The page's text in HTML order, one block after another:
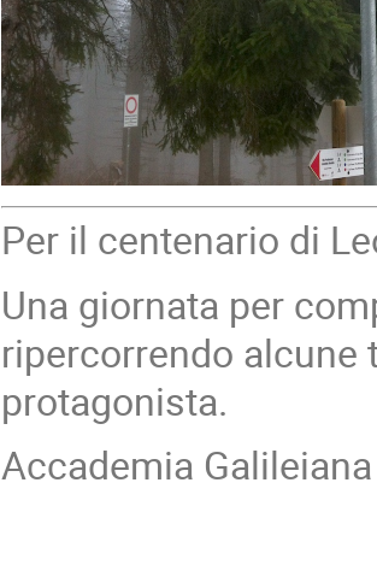
Per il centenario di
Una giornata per
ripercorrendo alcune
protagonista.
Accademia